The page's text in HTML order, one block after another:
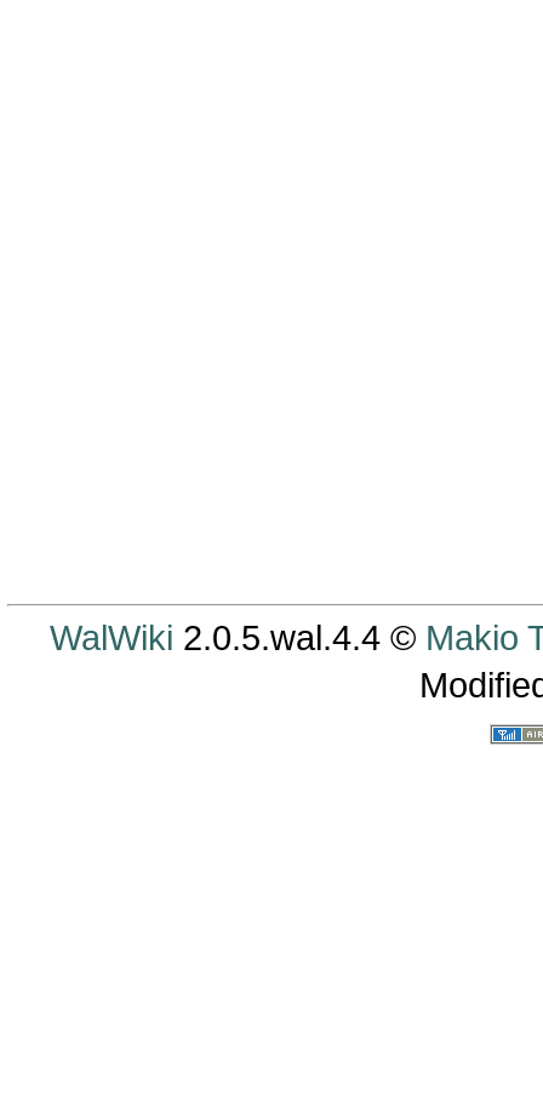
WalWiki 2.0.5.wal.4.4 © Makio